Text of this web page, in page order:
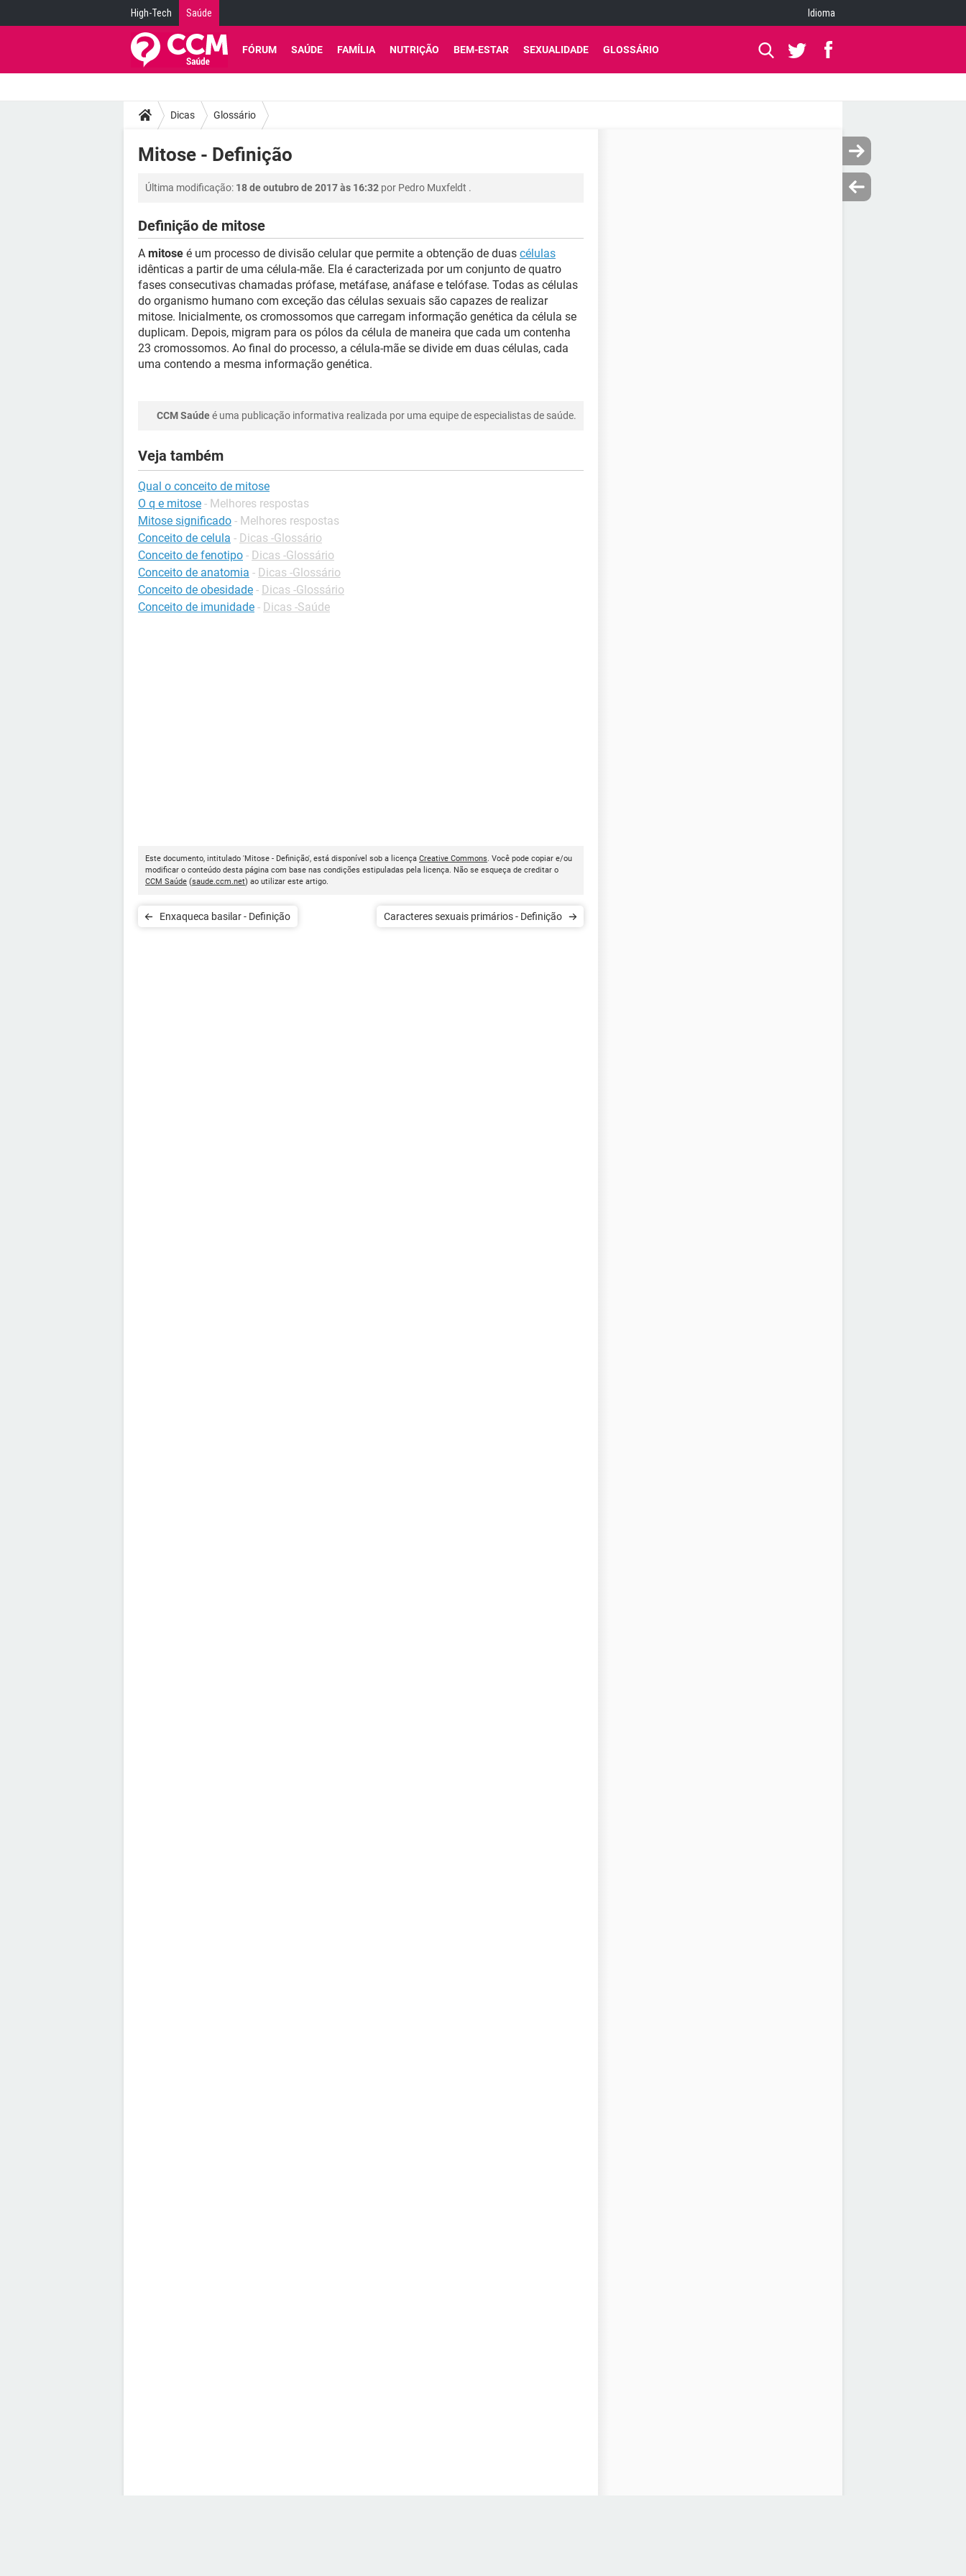
High-Tech Saúde Idioma
FÓRUM SAÚDE FAMÍLIA NUTRIÇÃO BEM-ESTAR SEXUALIDADE GLOSSÁRIO
Dicas Glossário
Mitose - Definição
Última modificação: 18 de outubro de 2017 às 16:32 por Pedro Muxfeldt .
Definição de mitose
A mitose é um processo de divisão celular que permite a obtenção de duas células
idênticas a partir de uma célula-mãe. Ela é caracterizada por um conjunto de quatro
fases consecutivas chamadas prófase, metáfase, anáfase e telófase. Todas as células
do organismo humano com exceção das células sexuais são capazes de realizar
mitose. Inicialmente, os cromossomos que carregam informação genética da célula se
duplicam. Depois, migram para os pólos da célula de maneira que cada um contenha
23 cromossomos. Ao final do processo, a célula-mãe se divide em duas células, cada
uma contendo a mesma informação genética.
CCM Saúdeé uma publicação informativa realizada por uma equipe de especialistas de saúde.
Veja também
Qual o conceito de mitose
O q e mitose - Melhores respostas
Mitose significado - Melhores respostas
Conceito de celula - Dicas -Glossário
Conceito de fenotipo - Dicas -Glossário
Conceito de anatomia - Dicas -Glossário
Conceito de obesidade - Dicas -Glossário
Conceito de imunidade - Dicas -Saúde
Este documento, intitulado 'Mitose - Definição', está disponível sob a licença Creative Commons. Você pode copiar e/ou
modificar o conteúdo desta página com base nas condições estipuladas pela licença. Não se esqueça de creditar o
CCM Saúde (saude.ccm.net) ao utilizar este artigo.
Enxaqueca basilar - Definição Caracteres sexuais primários - Definição